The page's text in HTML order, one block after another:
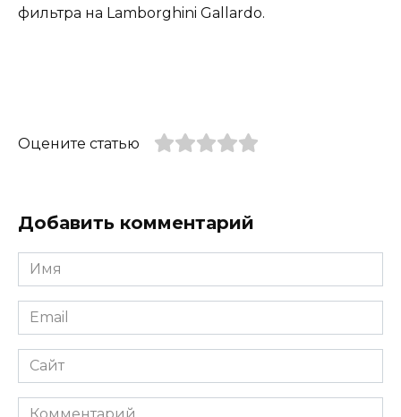
фильтра на Lamborghini Gallardo.
Оцените статью
Добавить комментарий
Имя
*
Email
*
Сайт
Комментарий